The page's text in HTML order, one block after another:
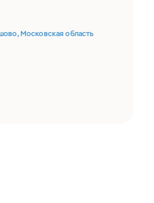
Московская область